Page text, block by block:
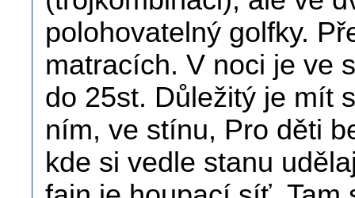
polohovatelný golfky.
matracích. V noci je ve
do 25st. Důležitý je mít
ním, ve stínu, Pro děti
kde si vedle stanu